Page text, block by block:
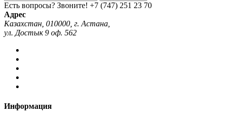
Есть вопросы? Звоните! +7 (747) 251 23 70
Адрес
Казахстан, 010000, г. Астана,
ул. Достык 9 оф. 562
Информация